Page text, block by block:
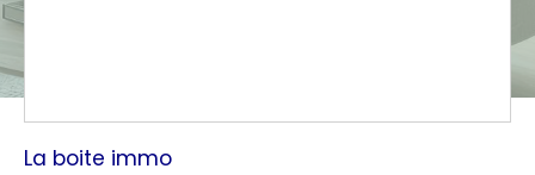
La boite immo